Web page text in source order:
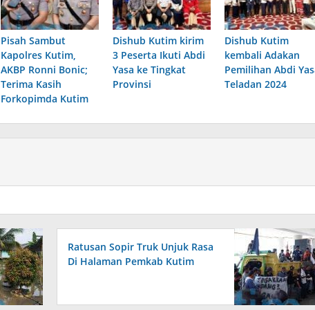
Pisah Sambut
Kapolres Kutim,
AKBP Ronni Bonic;
Terima Kasih
Forkopimda Kutim
Dishub Kutim kirim
3 Peserta Ikuti Abdi
Yasa ke Tingkat
Provinsi
Dishub Kutim
kembali Adakan
Pemilihan Abdi
Teladan 2024
Ratusan Sopir Truk Unjuk Rasa
Di Halaman Pemkab Kutim